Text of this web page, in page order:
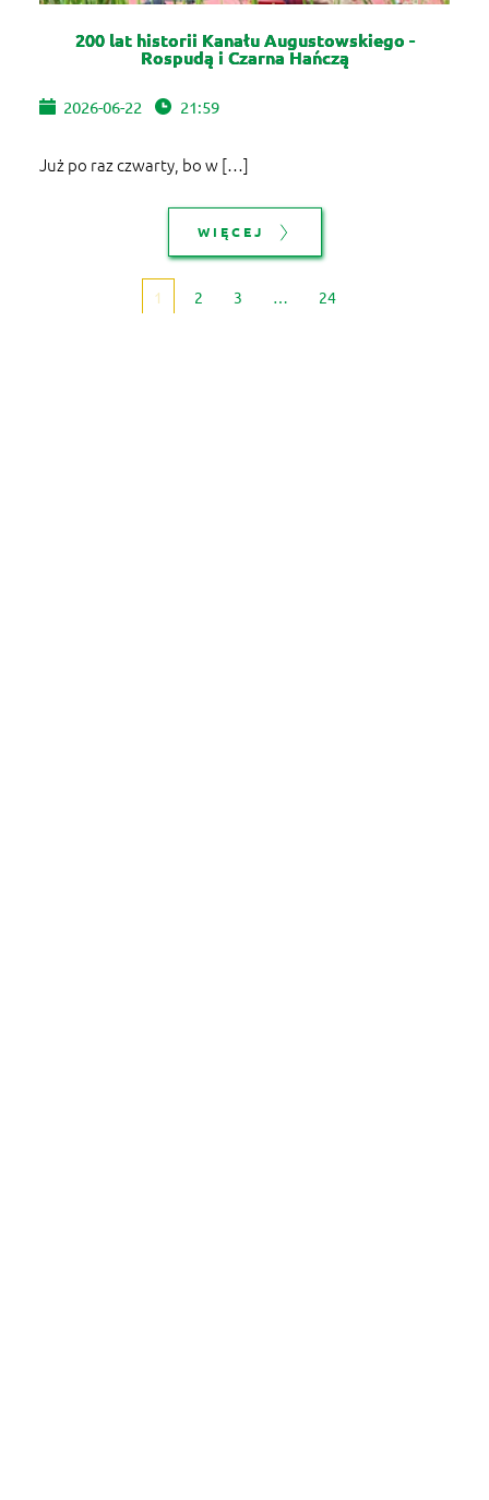
200 lat historii Kanału Augustowskiego -
Rospudą i Czarna Hańczą
2026-06-22 21:59
Już po raz czwarty, bo w […]
WIĘCEJ
1 2 3 … 24